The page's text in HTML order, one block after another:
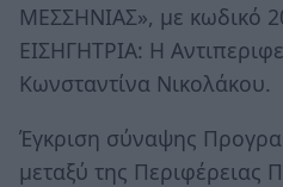
ΜΕΣΣΗΝΙΑΣ», με κωδικό
ΕΙΣΗΓΗΤΡΙΑ: Η
Κωνσταντίνα Νικολάκου.
Έγκριση σύναψης
μεταξύ της Περιφέρειας